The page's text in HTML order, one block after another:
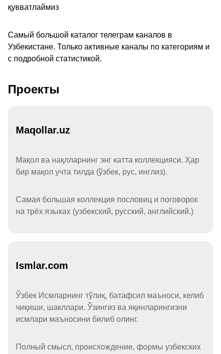
қувватлаймиз
Самый большой каталог телеграм каналов в
Узбекистане. Только активные каналы по категориям и
с подробной статистикой.
Проекты
Maqollar.uz
Мақол ва нақлларнинг энг катта коллекцияси. Ҳар
бир мақол учта тилда (ўзбек, рус, инглиз).
Самая большая коллекция пословиц и поговорок
на трёх языках (узбекский, русский, английский.)
Ismlar.com
Ўзбек Исмларнинг тўлиқ, батафсил маъноси, келиб
чиқиши, шакллари. Ўзингиз ва яқинларингизни
исмлари маъносини билиб олинг.
Полный смысл, происхождение, формы узбекских